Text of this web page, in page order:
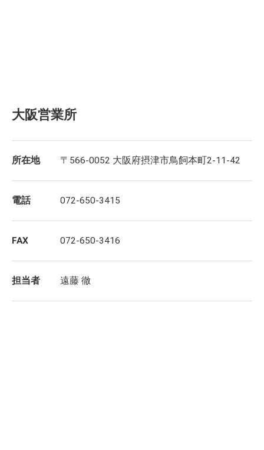
大阪営業所
所在地 〒566-0052 大阪府摂津市鳥飼本町2-11-42
電話 072-650-3415
FAX 072-650-3416
担当者 遠藤 徹